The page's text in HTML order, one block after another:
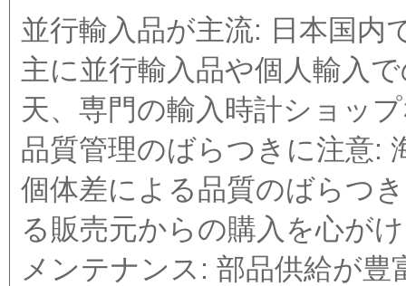
並行輸入品が主流: 日本国内
主に並行輸入品や個人輸入
天、専門の輸入時計ショッ
品質管理のばらつきに注意:
個体差による品質のばらつ
る販売元からの購入を心が
メンテナンス: 部品供給が